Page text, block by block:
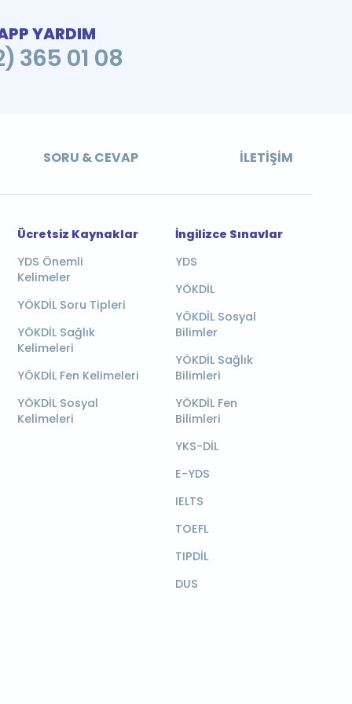
YARDIM
365 01 08
SORU & CEVAP İLETIŞIM
Ücretsiz Kaynaklar
YDS Önemli
Kelimeler
YÖKDİL Soru Tipleri
YÖKDİL Sağlık
Kelimeleri
YÖKDİL Fen Kelimeleri
YÖKDİL Sosyal
Kelimeleri
İngilizce Sınavlar
YDS
YÖKDİL
YÖKDİL Sosyal
Bilimler
YÖKDİL Sağlık
Bilimleri
YÖKDİL Fen
Bilimleri
YKS-DİL
E-YDS
IELTS
TOEFL
TIPDİL
DUS